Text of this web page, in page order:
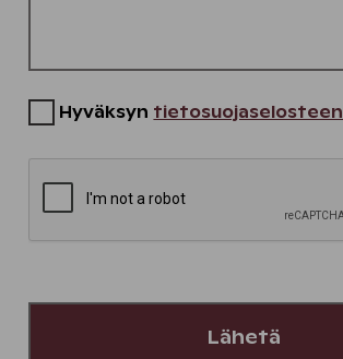
Hyväksyn tietosuojaselosteen